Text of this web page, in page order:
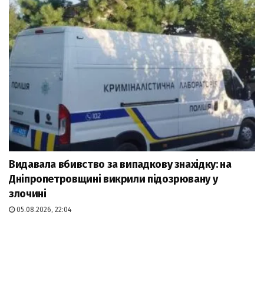
Видавала вбивство за випадкову знахідку: на
Дніпропетровщині викрили підозрювану у
злочині
05.08.2026, 22:04